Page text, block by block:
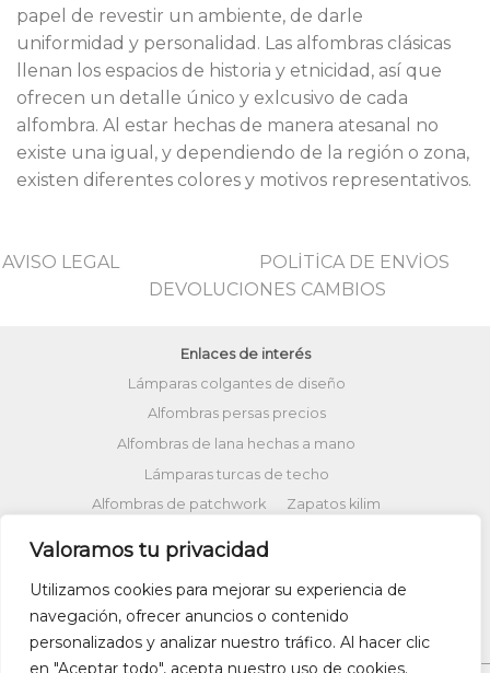
Valoramos tu privacidad
Utilizamos cookies para mejorar su experiencia de
navegación, ofrecer anuncios o contenido
personalizados y analizar nuestro tráfico. Al hacer clic
en "Aceptar todo", acepta nuestro uso de cookies.
papel de revestir un ambiente, de darle
uniformidad y personalidad. Las alfombras clásicas
llenan los espacios de historia y etnicidad, así que
ofrecen un detalle único y exlcusivo de cada
alfombra. Al estar hechas de manera atesanal no
existe una igual, y dependiendo de la región o zona,
existen diferentes colores y motivos representativos.
AVISO LEGAL
POLİTİCA DE ENVİOS
DEVOLUCIONES CAMBIOS
Enlaces de interés
Lámparas colgantes de diseño
Alfombras persas precios
Alfombras de lana hechas a mano
Lámparas turcas de techo
Alfombras de patchwork
Zapatos kilim
Alfombras patchwork vintage
Cojines Kilim
Bolsos kilim
Cojines Ikat
Comprar kilim online